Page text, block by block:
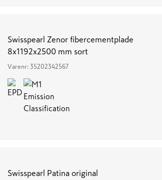
Swisspearl Zenor fibercementplade
8x1192x2500 mm sort
Varenr: 35202342567
Swisspearl Patina original